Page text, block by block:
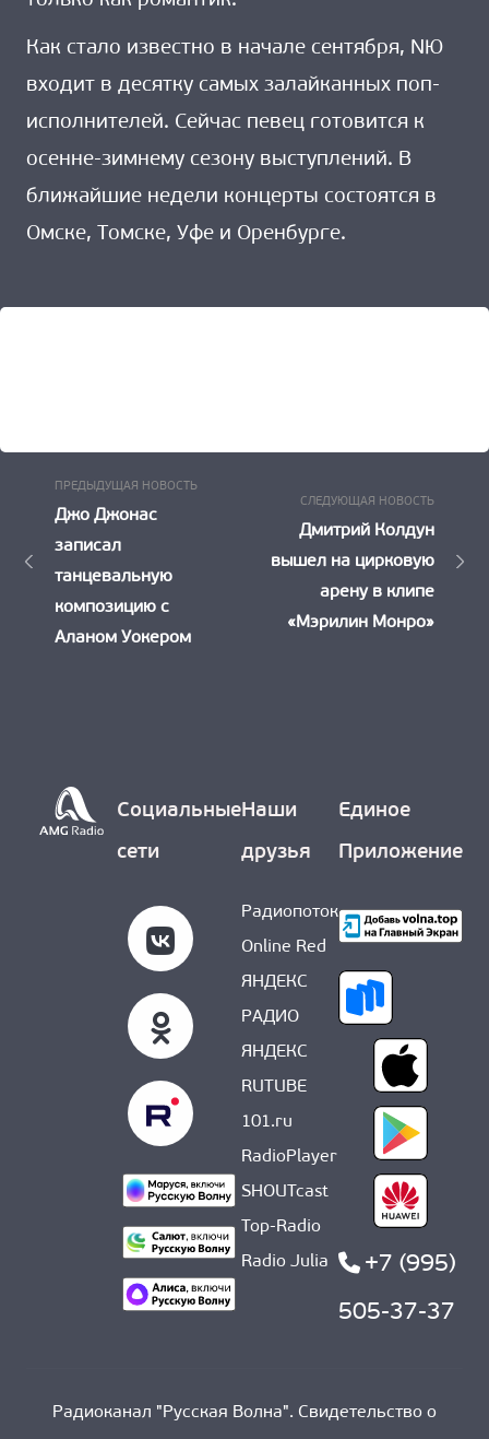
Как стало известно в начале сентября, NЮ
входит в десятку самых залайканных поп-
исполнителей. Сейчас певец готовится к
осенне-зимнему сезону выступлений. В
ближайшие недели концерты состоятся в
Омске, Томске, Уфе и Оренбурге.
Навигация
записям
ПРЕДЫДУЩАЯ НОВОСТЬПредыдущая
Джо Джонас
записал
танцевальную
композицию с
Аланом Уокером
СЛЕДУЮЩАЯ НОВОСТЬ
Дмитрий Колдун
вышел на цирковую
арену в клипе
«Мэрилин Монро»
Социальные
сети
Наши
друзья
Радиопоток
Online Red
ЯНДЕКС
РАДИО
ЯНДЕКС
RUTUBE
101.ru
RadioPlayer
SHOUTcast
Top-Radio
Radio Julia
Единое
Приложение
+7 (995)
505-37-37
Радиоканал "Русская Волна". Свидетельство о